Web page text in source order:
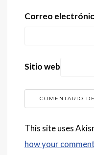
Correo
Sitio web
This site uses
how your